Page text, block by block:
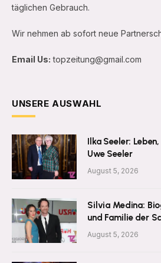
täglichen Gebrauch.
Wir nehmen ab sofort neue
Email Us: topzeitung@gmail.com
UNSERE AUSWAHL
Ilka Seeler:
Uwe Seeler
August 5, 2026
Silvia Medina:
und Familie der
August 5, 2026